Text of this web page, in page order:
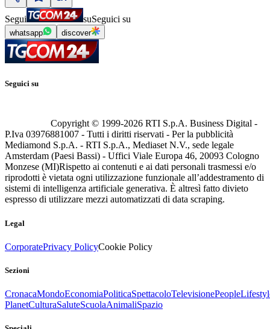
Segui suSeguici su
whatsapp discover
Seguici su
Copyright © 1999-2026 RTI S.p.A. Business Digital -
P.Iva 03976881007 - Tutti i diritti riservati - Per la pubblicità
Mediamond S.p.A. - RTI S.p.A., Mediaset N.V., sede legale
Amsterdam (Paesi Bassi) - Uffici Viale Europa 46, 20093 Cologno
Monzese (MI)Rispetto ai contenuti e ai dati personali trasmessi e/o
riprodotti è vietata ogni utilizzazione funzionale all’addestramento di
sistemi di intelligenza artificiale generativa. È altresì fatto divieto
espresso di utilizzare mezzi automatizzati di data scraping.
Legal
CorporatePrivacy PolicyCookie Policy
Sezioni
CronacaMondoEconomiaPoliticaSpettacoloTelevisionePeople
PlanetCulturaSaluteScuolaAnimaliSpazio